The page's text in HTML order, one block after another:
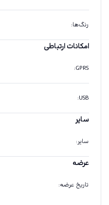
رنگ‌ها:
امکانات ارتباطی
GPRS
:
USB
:
سایر
سایر:
عرضه
تاریخ عرضه: